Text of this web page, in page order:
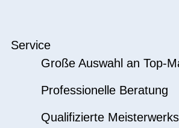
Service
Große Auswahl an Top-
Professionelle Beratung
Qualifizierte